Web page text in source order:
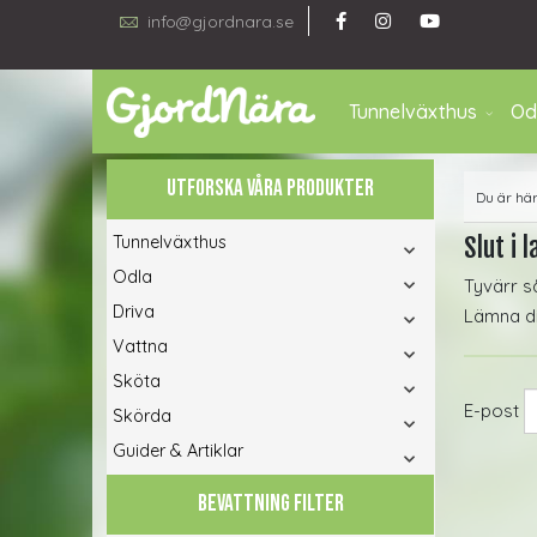
info@gjordnara.se
Tunnelväxthus
UTFORSKA VÅRA PRODUKTER
Tunnelväxthus
Odla
Driva
Vattna
Sköta
Skörda
Guider & Artiklar
BEVATTNING FILTER
Du är
Slut i
Tyvärr
Lämna
E-post